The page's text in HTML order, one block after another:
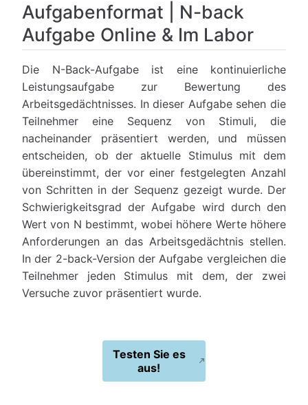
Aufgabenformat | N-back
Aufgabe Online & Im Labor
Die N-Back-Aufgabe ist eine kontinuierliche
Leistungsaufgabe zur Bewertung des
Arbeitsgedächtnisses. In dieser Aufgabe sehen die
Teilnehmer eine Sequenz von Stimuli, die
nacheinander präsentiert werden, und müssen
entscheiden, ob der aktuelle Stimulus mit dem
übereinstimmt, der vor einer festgelegten Anzahl
von Schritten in der Sequenz gezeigt wurde. Der
Schwierigkeitsgrad der Aufgabe wird durch den
Wert von N bestimmt, wobei höhere Werte höhere
Anforderungen an das Arbeitsgedächtnis stellen.
In der 2-back-Version der Aufgabe vergleichen die
Teilnehmer jeden Stimulus mit dem, der zwei
Versuche zuvor präsentiert wurde.
Testen Sie es
aus!